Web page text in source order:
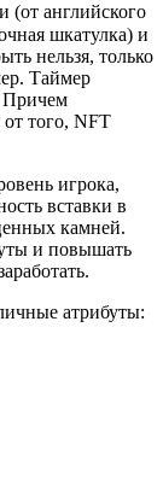
(от английского
шкатулка) и
нельзя, только
Таймер
Причем
от того, NFT
игрока,
вставки в
камней.
и повышать
атрибуты: